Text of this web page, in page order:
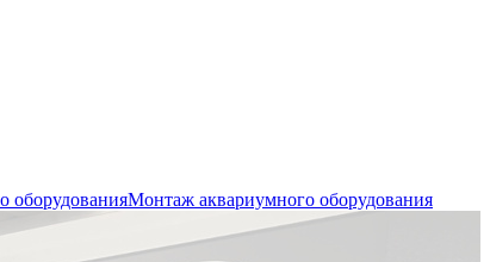
оборудованияМонтаж аквариумного оборудования